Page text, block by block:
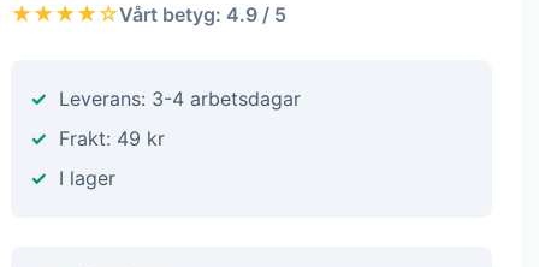
★★★★☆Vårt betyg: 4.9 / 5
Leverans: 3-4 arbetsdagar
Frakt: 49 kr
I lager